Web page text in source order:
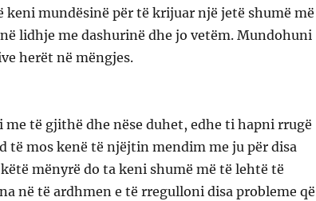
mundësinë për të krijuar një jetë shumë më
lidhje me dashurinë dhe jo vetëm. Mundohuni
herët në mëngjes.
të gjithë dhe nëse duhet, edhe ti hapni rrugë
të mos kenë të njëjtin mendim me ju për disa
mënyrë do ta keni shumë më të lehtë të
në të ardhmen e të rregulloni disa probleme që